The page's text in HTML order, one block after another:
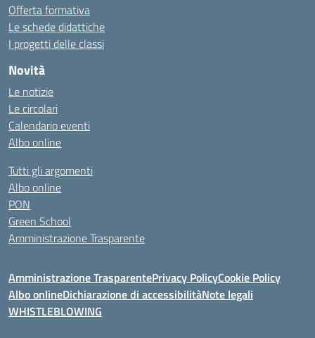
Offerta formativa
Le schede didattiche
I progetti delle classi
Novità
Le notizie
Le circolari
Calendario eventi
Albo online
Tutti gli argomenti
Albo online
PON
Green School
Amministrazione Trasparente
Amministrazione TrasparentePrivacy PolicyCookie Policy
Albo onlineDichiarazione di accessibilitàNote legali
WHISTLEBLOWING